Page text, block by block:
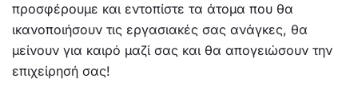
προσφέρουμε και εντοπίστε τα άτομα που θα
ικανοποιήσουν τις εργασιακές σας ανάγκες, θα
μείνουν για καιρό μαζί σας και θα απογειώσουν την
επιχείρησή σας!